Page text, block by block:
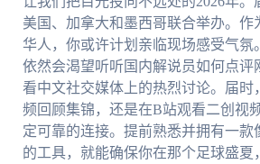
美国、加拿大和墨西哥联合举办。作
华人，你或许计划亲临现场感受气氛
依然会渴望听听国内解说员如何点评
看中文社交媒体上的热烈讨论。届时
频回顾集锦，还是在B站观看二创视
定可靠的连接。提前熟悉并拥有一款
的工具，就能确保你在那个足球盛夏